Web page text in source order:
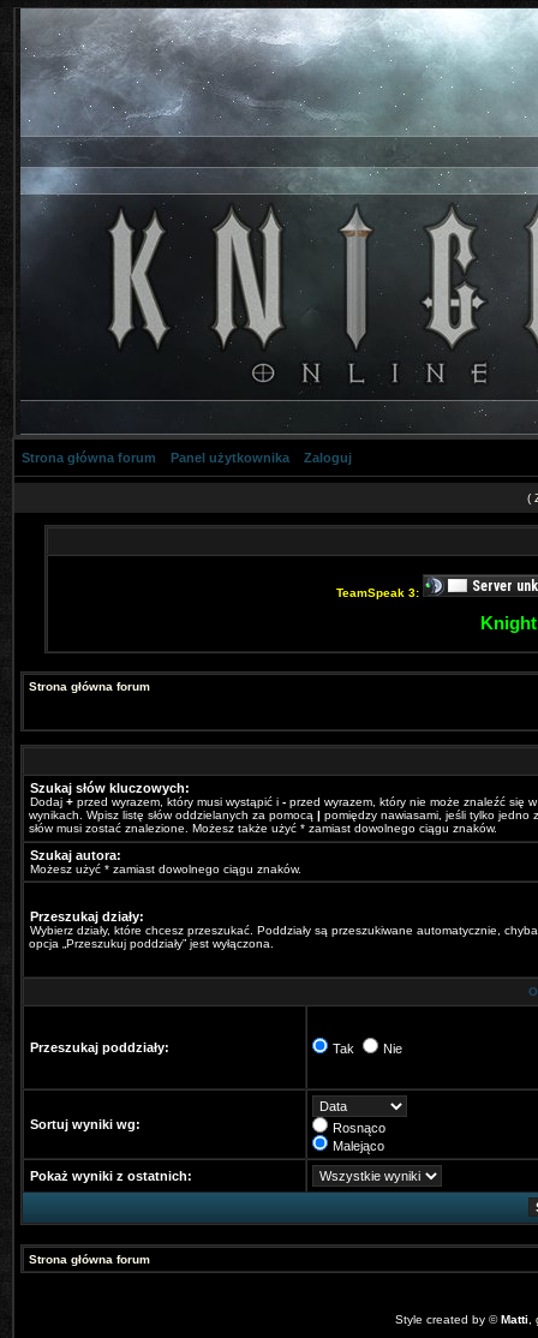
Strona główna forum Panel użytkownika Zaloguj
(
TeamSpeak 3:
Strona główna forum
Szukaj słów kluczowych:
Dodaj + przed wyrazem, który musi wystąpić i - przed wyrazem, który nie może znaleźć się w
wynikach. Wpisz listę słów oddzielanych za pomocą | pomiędzy nawiasami, jeśli tylko jedno
słów musi zostać znalezione. Możesz także użyć * zamiast dowolnego ciągu znaków.
Szukaj autora:
Możesz użyć * zamiast dowolnego ciągu znaków.
Przeszukaj działy:
Wybierz działy, które chcesz przeszukać. Poddziały są przeszukiwane automatycznie,
opcja „Przeszukuj poddziały” jest wyłączona.
Przeszukaj poddziały: Tak Nie
Sortuj wyniki wg:
Rosnąco
Malejąco
Pokaż wyniki z ostatnich:
Strona główna forum
Style created by ©Matti